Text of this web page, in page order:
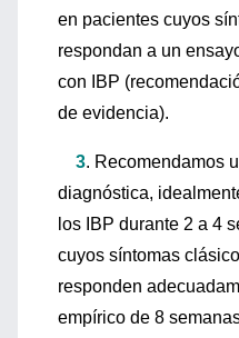
en pacientes cuyos
respondan a un
con IBP
de evidencia).
3. Recomendamos
diagnóstica,
los IBP durante 2 a 4
cuyos síntomas
responden
empírico de 8